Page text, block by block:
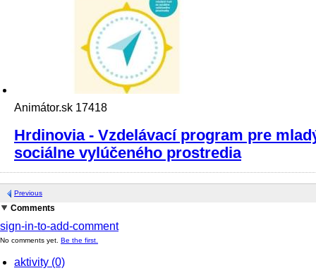
Animátor.sk 17418
Hrdinovia - Vzdelávací program pre
sociálne vylúčeného prostredia
Previous
Comments
sign-in-to-add-comment
No comments yet. Be the first.
aktivity (0)